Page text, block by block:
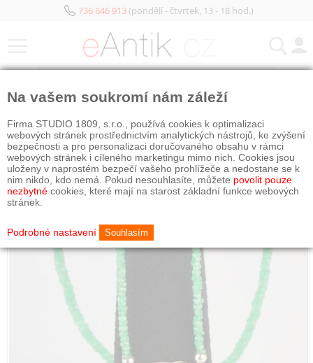
736 646 913(pondělí - čtvrtek, 13 - 18 hod.)
Na vašem soukromí nám záleží
Firma STUDIO 1809, s.r.o., používá cookies k optimalizaci
webových stránek prostřednictvím analytických nástrojů, ke zvýšení
bezpečnosti a pro personalizaci doručovaného obsahu v rámci
webových stránek i cíleného marketingu mimo nich. Cookies jsou
uloženy v naprostém bezpečí vašeho prohlížeče a nedostane se k
nim nikdo, kdo nemá. Pokud nesouhlasíte, můžete povolit pouze
nezbytné cookies, které mají na starost základní funkce webových
stránek.
Podrobné nastavení Souhlasím